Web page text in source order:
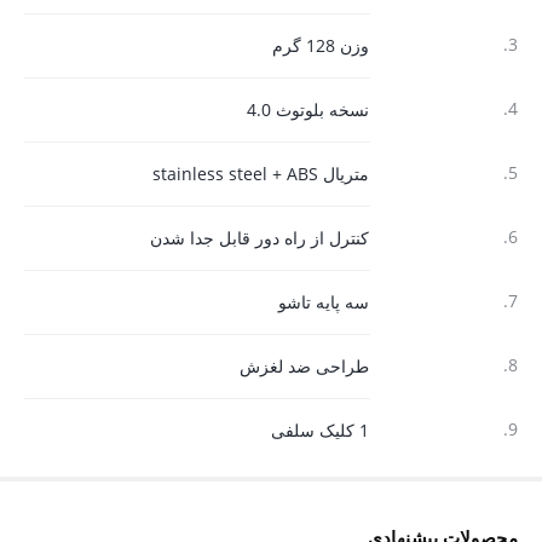
3. وزن 128 گرم
4. نسخه بلوتوث 4.0
5. متریال stainless steel + ABS
6. کنترل از راه دور قابل جدا شدن
7. سه پایه تاشو
8. طراحی ضد لغزش
9. 1 کلیک سلفی
محصولات پیشنهادی